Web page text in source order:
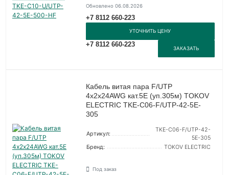
Обновлено 06.08.2026
+7 8112 660-223
УТОЧНИТЬ ЦЕНУ
+7 8112 660-223
ЗАКАЗАТЬ
Кабель витая пара F/UTP
4х2х24AWG кат.5E (уп.305м) TOKOV
ELECTRIC TKE-C06-F/UTP-42-5E-
305
Артикул:
TKE-C06-F/UTP-42-
5E-305
Бренд:
TOKOV ELECTRIC
Под заказ